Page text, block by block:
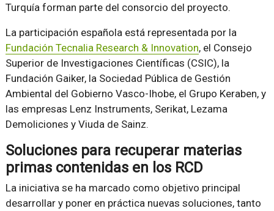
Turquía forman parte del consorcio del proyecto.
La participación española está representada por la
Fundación Tecnalia Research & Innovation, el Consejo
Superior de Investigaciones Científicas (CSIC), la
Fundación Gaiker, la Sociedad Pública de Gestión
Ambiental del Gobierno Vasco-Ihobe, el Grupo Keraben, y
las empresas Lenz Instruments, Serikat, Lezama
Demoliciones y Viuda de Sainz.
Soluciones para recuperar materias
primas contenidas en los RCD
La iniciativa se ha marcado como objetivo principal
desarrollar y poner en práctica nuevas soluciones, tanto